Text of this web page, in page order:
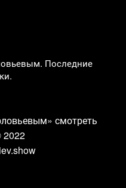
Последние
смотреть
2022